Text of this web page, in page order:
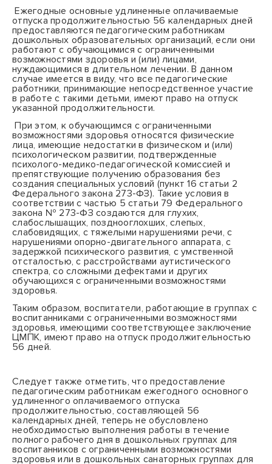
Ежегодные основные удлиненные оплачиваемые
отпуска продолжительностью 56 календарных дней
предоставляются педагогическим работникам
дошкольных образовательных организаций, если они
работают с обучающимися с ограниченными
возможностями здоровья и (или) лицами,
нуждающимися в длительном лечении. В данном
случае имеется в виду, что все педагогические
работники, принимающие непосредственное участие
в работе с такими детьми, имеют право на отпуск
указанной продолжительности.
При этом, к обучающимся с ограниченными
возможностями здоровья относятся физические
лица, имеющие недостатки в физическом и (или)
психологическом развитии, подтвержденные
психолого-медико-педагогической комиссией и
препятствующие получению образования без
создания специальных условий (пункт 16 статьи 2
Федерального закона 273-ФЗ). Такие условия в
соответствии с частью 5 статьи 79 Федерального
закона № 273-ФЗ создаются для глухих,
слабослышащих, позднооглохших, слепых,
слабовидящих, с тяжелыми нарушениями речи, с
нарушениями опорно-двигательного аппарата, с
задержкой психического развития, с умственной
отсталостью, с расстройствами аутистического
спектра, со сложными дефектами и других
обучающихся с ограниченными возможностями
здоровья.
Таким образом, воспитатели, работающие в группах с
воспитанниками с ограниченными возможностями
здоровья, имеющими соответствующее заключение
ЦМПК, имеют право на отпуск продолжительностью
56 дней.
Следует также отметить, что предоставление
педагогическим работникам ежегодного основного
удлиненного оплачиваемого отпуска
продолжительностью, составляющей 56
календарных дней, теперь не обусловлено
необходимостью выполнения работы в течение
полного рабочего дня в дошкольных группах для
воспитанников с ограниченными возможностями
здоровья или в дошкольных санаторных группах для